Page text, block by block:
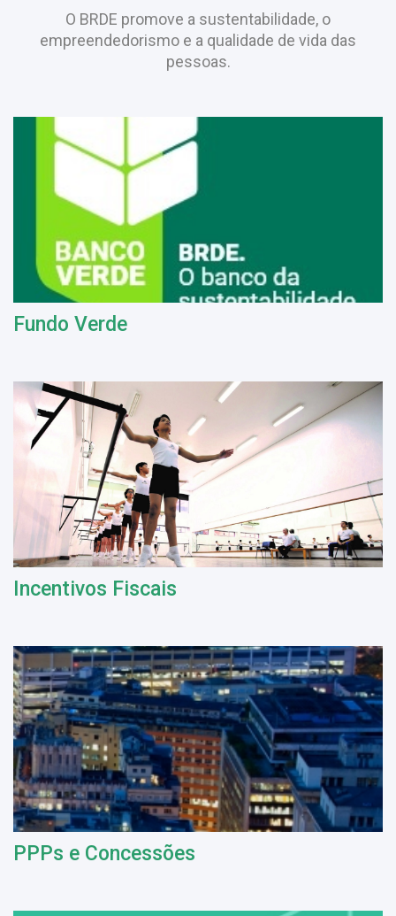
O BRDE promove a sustentabilidade, o
empreendedorismo e a qualidade de vida das
pessoas.
Fundo Verde
Incentivos Fiscais
PPPs e Concessões